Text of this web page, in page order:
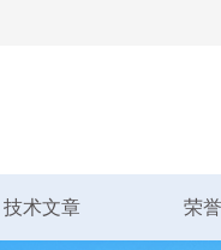
技术文章 荣